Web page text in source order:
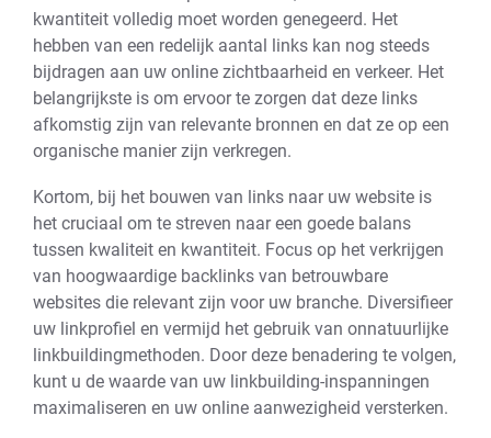
kwantiteit volledig moet worden genegeerd. Het
hebben van een redelijk aantal links kan nog steeds
bijdragen aan uw online zichtbaarheid en verkeer. Het
belangrijkste is om ervoor te zorgen dat deze links
afkomstig zijn van relevante bronnen en dat ze op een
organische manier zijn verkregen.
Kortom, bij het bouwen van links naar uw website is
het cruciaal om te streven naar een goede balans
tussen kwaliteit en kwantiteit. Focus op het verkrijgen
van hoogwaardige backlinks van betrouwbare
websites die relevant zijn voor uw branche. Diversifieer
uw linkprofiel en vermijd het gebruik van onnatuurlijke
linkbuildingmethoden. Door deze benadering te volgen,
kunt u de waarde van uw linkbuilding-inspanningen
maximaliseren en uw online aanwezigheid versterken.